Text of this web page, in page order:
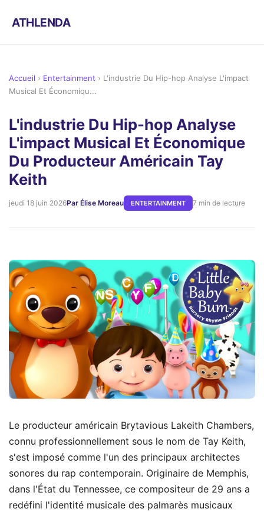
ATHLENDA
Accueil › Entertainment › L'industrie Du Hip-hop Analyse L'impact
Musical Et Économiqu...
L'industrie Du Hip-hop Analyse
L'impact Musical Et Économique
Du Producteur Américain Tay
Keith
jeudi 18 juin 2026Par Élise Moreau ENTERTAINMENT 7 min de lecture
Le producteur américain Brytavious Lakeith Chambers,
connu professionnellement sous le nom de Tay Keith,
s'est imposé comme l'un des principaux architectes
sonores du rap contemporain. Originaire de Memphis,
dans l'État du Tennessee, ce compositeur de 29 ans a
redéfini l'identité musicale des palmarès musicaux